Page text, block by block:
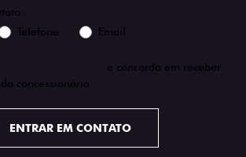
Telefone Email
e concordo em receber
concessionária.
ENTRAR EM CONTATO